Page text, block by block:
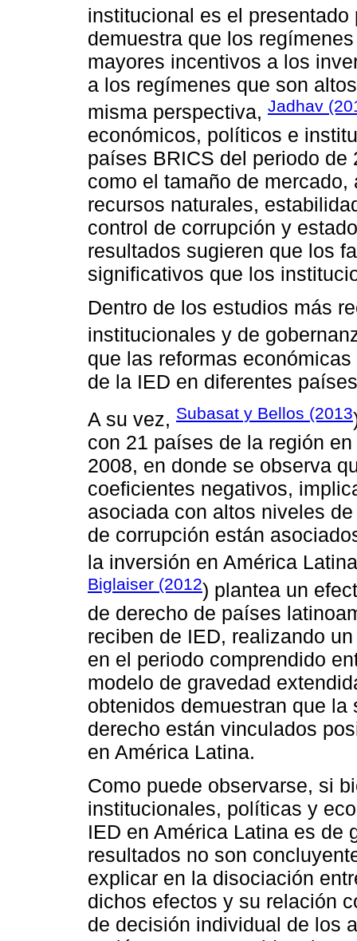
institucional es el
demuestra que los
mayores incentivos a los
a los regímenes que son
misma perspectiva, Jadhav
económicos, políticos e
países BRICS del periodo
como el tamaño de
recursos naturales,
control de corrupción y
resultados sugieren que los
significativos que los
Dentro de los estudios más
institucionales y de
que las reformas
de la IED en diferentes
A su vez, Subasat y Bellos (2013
con 21 países de la región
2008, en donde se observa
coeficientes negativos,
asociada con altos niveles
de corrupción están
la inversión en América
Biglaiser (2012) plantea un
de derecho de países
reciben de IED, realizando
en el periodo comprendido
modelo de gravedad
obtenidos demuestran que
derecho están vinculados
en América Latina.
Como puede observarse, si
institucionales, políticas y
IED en América Latina es de
resultados no son
explicar en la disociación
dichos efectos y su relación
de decisión individual de los